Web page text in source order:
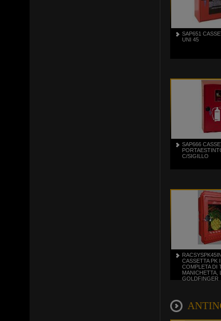
SAP651
UNI 45
SAP666
C/SIGILLO
CASSETTA PK
COMPLETA DI
MANICHETTA,
GOLDFINGER